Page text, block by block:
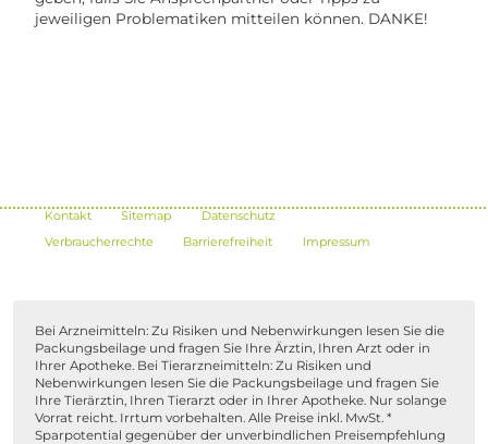
jeweiligen Problematiken mitteilen können. DANKE!
Kontakt Sitemap
Datenschutz
Verbraucherrechte
Barrierefreiheit Impressum
Bei Arzneimitteln: Zu Risiken und Nebenwirkungen lesen Sie die
Packungsbeilage und fragen Sie Ihre Ärztin, Ihren Arzt oder in
Ihrer Apotheke. Bei Tierarzneimitteln: Zu Risiken und
Nebenwirkungen lesen Sie die Packungsbeilage und fragen Sie
Ihre Tierärztin, Ihren Tierarzt oder in Ihrer Apotheke. Nur solange
Vorrat reicht. Irrtum vorbehalten. Alle Preise inkl. MwSt. *
Sparpotential gegenüber der unverbindlichen Preisempfehlung